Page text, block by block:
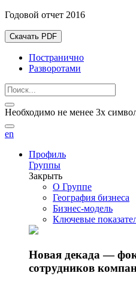
Годовой отчет 2016
Скачать PDF
Постранично
Разворотами
Необходимо не менее 3х
en
Профиль
Группы
Закрыть
О Группе
География бизнеса
Бизнес-модель
Ключевые
Новая декада —
сотрудников